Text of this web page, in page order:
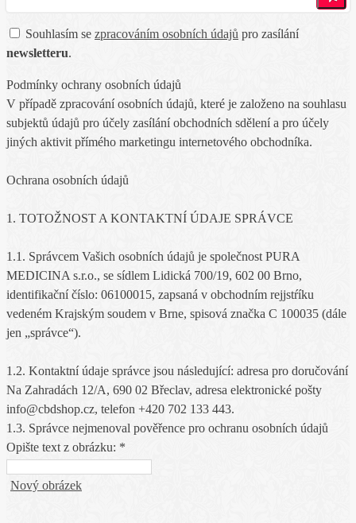
Souhlasím se zpracováním osobních údajů pro zasílání
newsletteru.
Podmínky ochrany osobních údajů
V případě zpracování osobních údajů, které je založeno na souhlasu
subjektů údajů pro účely zasílání obchodních sdělení a pro účely
jiných aktivit přímého marketingu internetového obchodníka.
Ochrana osobních údajů
1. TOTOŽNOST A KONTAKTNÍ ÚDAJE SPRÁVCE
1.1. Správcem Vašich osobních údajů je společnost PURA
MEDICINA s.r.o., se sídlem Lidická 700/19, 602 00 Brno,
identifikační číslo: 06100015, zapsaná v obchodním rejjstŕíku
vedeném Krajským soudem v Brne, spisová značka C 100035 (dále
jen „správce“).
1.2. Kontaktní údaje správce jsou následující: adresa pro doručování
Na Zahradách 12/A, 690 02 Břeclav, adresa elektronické pošty
info@cbdshop.cz, telefon +420 702 133 443.
1.3. Správce nejmenoval pověřence pro ochranu osobních údajů
Opište text z obrázku: *
Nový obrázek